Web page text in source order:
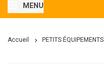
MENU
Accueil PETITS ÉQUIPEMENTS